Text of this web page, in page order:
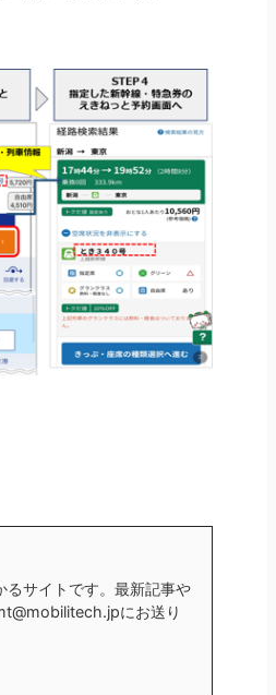
サイトです。最新記事や
にお送り